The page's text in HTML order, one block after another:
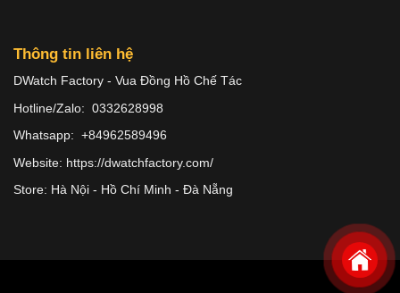
Thông tin liên hệ
DWatch Factory - Vua Đồng Hồ Chế Tác
Hotline/Zalo: 0332628998
Whatsapp: +84962589496
Website: https://dwatchfactory.com/
Store: Hà Nội - Hồ Chí Minh - Đà Nẵng